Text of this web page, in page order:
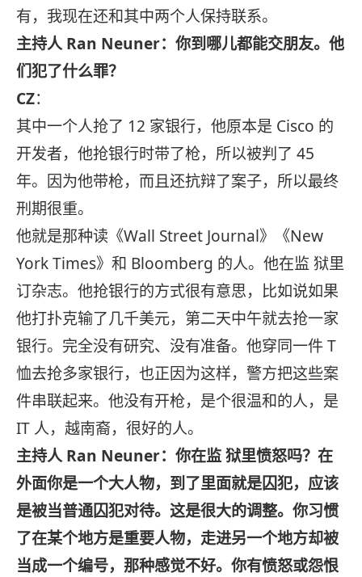
有，我现在还和其中两个人保持联系。
主持人 Ran Neuner：你到哪儿都能交朋友。他
们犯了什么罪？
CZ：
其中一个人抢了 12 家银行，他原本是 Cisco 的
开发者，他抢银行时带了枪，所以被判了 45
年。因为他带枪，而且还抗辩了案子，所以最终
刑期很重。
他就是那种读《Wall Street Journal》《New
York Times》和 Bloomberg 的人。他在监 狱里
订杂志。他抢银行的方式很有意思，比如说如果
他打扑克输了几千美元，第二天中午就去抢一家
银行。完全没有研究、没有准备。他穿同一件 T
恤去抢多家银行，也正因为这样，警方把这些案
件串联起来。他没有开枪，是个很温和的人，是
IT 人，越南裔，很好的人。
主持人 Ran Neuner：你在监 狱里愤怒吗？在
外面你是一个大人物，到了里面就是囚犯，应该
是被当普通囚犯对待。这是很大的调整。你习惯
了在某个地方是重要人物，走进另一个地方却被
当成一个编号，那种感觉不好。你有愤怒或怨恨